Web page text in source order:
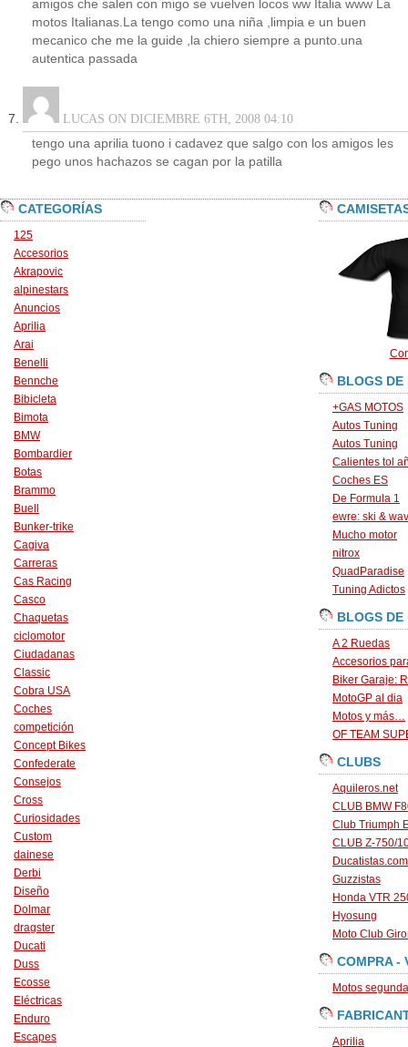
amigos che salen con migo se vuelven locos ww Italia www La
motos Italianas.La tengo como una niña ,limpia e un buen
mecanico che me la guide ,la chiero siempre a punto.una
autentica passada
LUCAS ON DICIEMBRE 6TH, 2008 04:10
tengo una aprilia tuono i cadavez que salgo con los amigos les
pego unos hachazos se cagan por la patilla
CATEGORÍAS
125
Accesorios
Akrapovic
alpinestars
Anuncios
Aprilia
Arai
Benelli
Bennche
Bibicleta
Bimota
BMW
Bombardier
Botas
Brammo
Buell
Bunker-trike
Cagiva
Carreras
Cas Racing
Casco
Chaquetas
ciclomotor
Ciudadanas
Classic
Cobra USA
Coches
competición
Concept Bikes
Confederate
Consejos
Cross
Curiosidades
Custom
dainese
Derbi
Diseño
Dolmar
dragster
Ducati
Duss
Ecosse
Eléctricas
Enduro
Escapes
BLOGS DE
+GAS MOTOS
Autos Tuning
Autos Tuning
Calientes tol
Coches ES
De Formula 1
ewre: ski &
Mucho motor
nitrox
QuadParadise
Tuning Adictos
BLOGS DE
A 2 Ruedas
Accesorios
Biker Garaje:
MotoGP al dia
Motos y más…
OF TEAM
CLUBS
Aquileros.net
CLUB BMW
Club Triumph
CLUB Z-750/
Ducatistas.com
Guzzistas
Honda VTR
Hyosung
Moto Club
COMPRA -
Motos
Aprilia